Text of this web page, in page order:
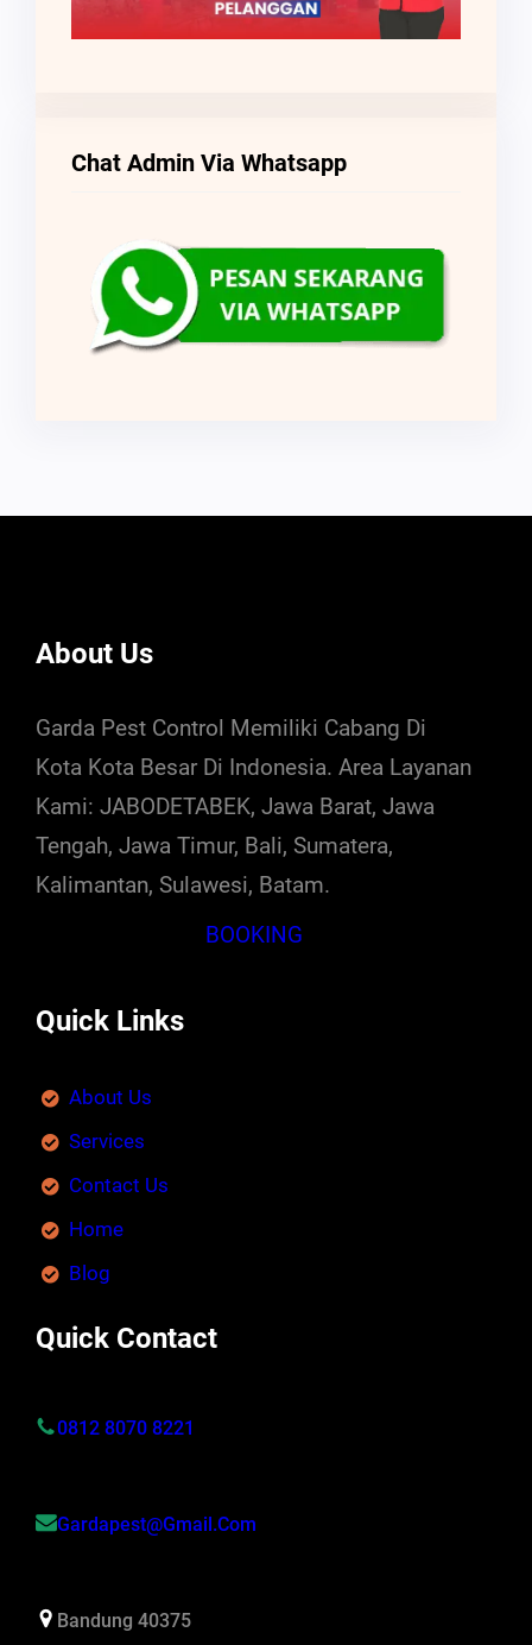
Chat Admin Via Whatsapp
About Us
Garda Pest Control Memiliki Cabang Di
Kota Kota Besar Di Indonesia. Area Layanan
Kami: JABODETABEK, Jawa Barat, Jawa
Tengah, Jawa Timur, Bali, Sumatera,
Kalimantan, Sulawesi, Batam.
BOOKING
Quick Links
About Us
Services
Contact Us
Home
Blog
Quick Contact
0812 8070 8221
Gardapest@gmail.com
Bandung 40375